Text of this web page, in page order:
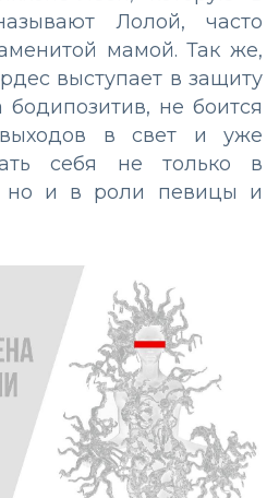
Лолой, часто
мамой. Так же,
выступает в защиту
не боится
выходов в свет и уже
себя не только в
но и в роли певицы и